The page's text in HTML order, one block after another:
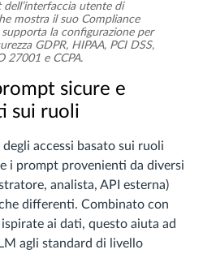
dell’interfaccia utente di
mostra il suo Compliance
supporta la configurazione per
GDPR, HIPAA, PCI DSS,
27001 e CCPA.
sicure e
sui ruoli
accessi basato sui ruoli
i prompt provenienti da diversi
analista, API esterna)
differenti. Combinato con
ai dati, questo aiuta ad
agli standard di livello